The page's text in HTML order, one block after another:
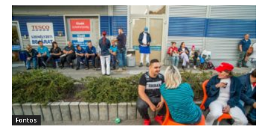
Fontos